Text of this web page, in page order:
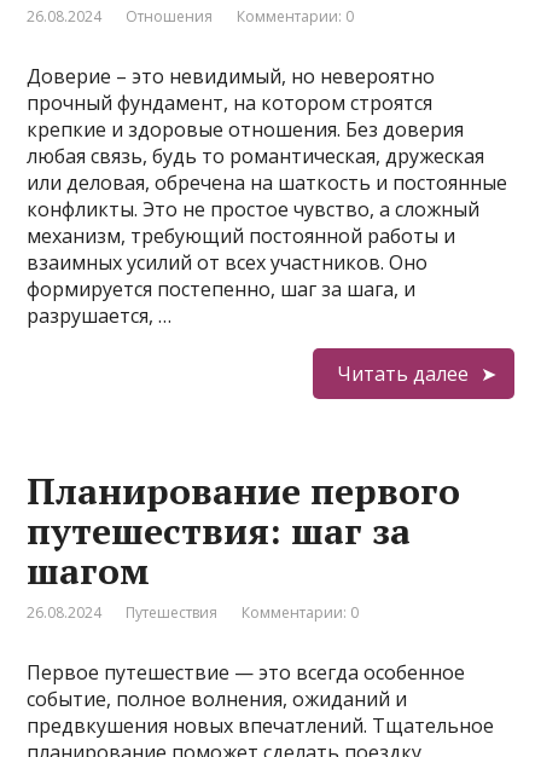
26.08.2024 Отношения Комментарии: 0
Доверие – это невидимый, но невероятно
прочный фундамент, на котором строятся
крепкие и здоровые отношения. Без доверия
любая связь, будь то романтическая, дружеская
или деловая, обречена на шаткость и постоянные
конфликты. Это не простое чувство, а сложный
механизм, требующий постоянной работы и
взаимных усилий от всех участников. Оно
формируется постепенно, шаг за шага, и
разрушается, …
Читать далее
Планирование первого
путешествия: шаг за
шагом
26.08.2024 Путешествия Комментарии: 0
Первое путешествие — это всегда особенное
событие, полное волнения, ожиданий и
предвкушения новых впечатлений. Тщательное